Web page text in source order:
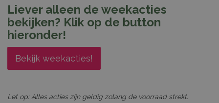
Liever alleen de weekacties
bekijken? Klik op de button
hieronder!
Bekijk weekacties!
Let op: Alles acties zijn geldig zolang de voorraad strekt.